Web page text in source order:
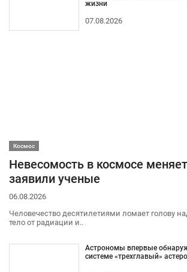
жизни
07.08.2026
Космос
Невесомость в космосе
заявили ученые
06.08.2026
Человечество десятилетиями ломает голову
тело от радиации и..
Астрономы впервые
системе «трехглавый»